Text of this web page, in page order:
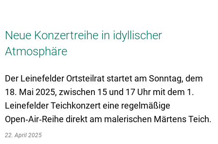
Neue Konzertreihe in idyllischer
Atmosphäre
Der Leinefelder Ortsteilrat startet am Sonntag, dem
18. Mai 2025, zwischen 15 und 17 Uhr mit dem 1.
Leinefelder Teichkonzert eine regelmäßige
Open‑Air‑Reihe direkt am malerischen Märtens Teich.
22. April 2025